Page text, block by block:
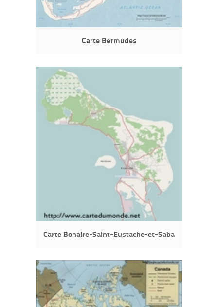
Carte Bermudes
Carte Bonaire-Saint-Eustache-et-Saba